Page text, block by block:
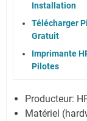
Installation
Télécharger
Gratuit
Imprimante
Pilotes
Producteur:
Matériel